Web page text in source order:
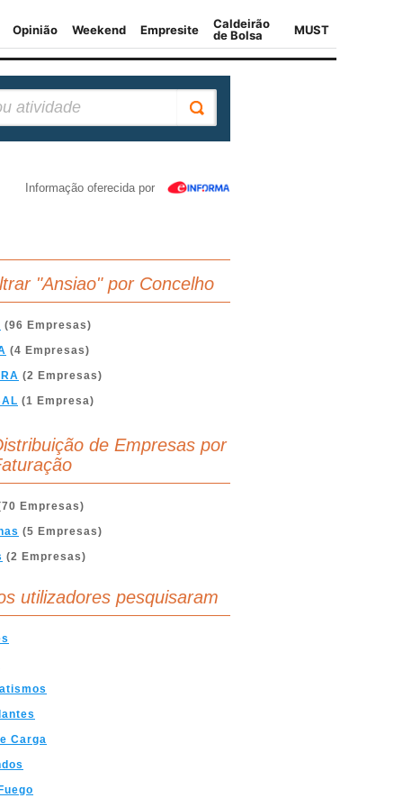
Informação oferecida por
"Ansiao" por Concelho
(96 Empresas)
(4 Empresas)
(2 Empresas)
(1 Empresa)
de Empresas por
Empresas)
(5 Empresas)
(2 Empresas)
utilizadores pesquisaram
Carga